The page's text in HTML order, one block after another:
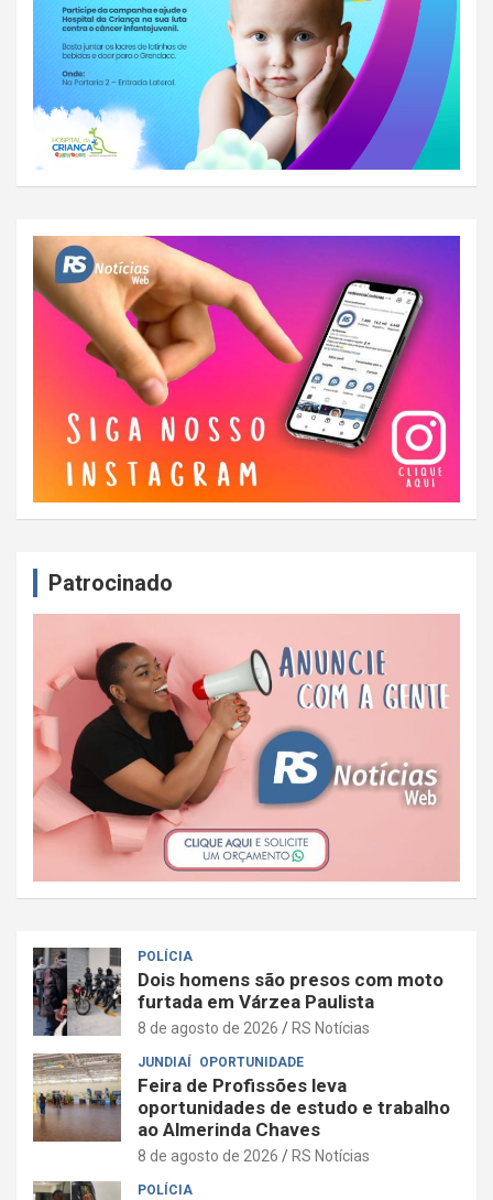
Patrocinado
POLÍCIA
Dois homens são presos com moto
furtada em Várzea Paulista
8 de agosto de 2026 RS Notícias
JUNDIAÍ OPORTUNIDADE
Feira de Profissões leva
oportunidades de estudo e trabalho
ao Almerinda Chaves
8 de agosto de 2026 RS Notícias
POLÍCIA